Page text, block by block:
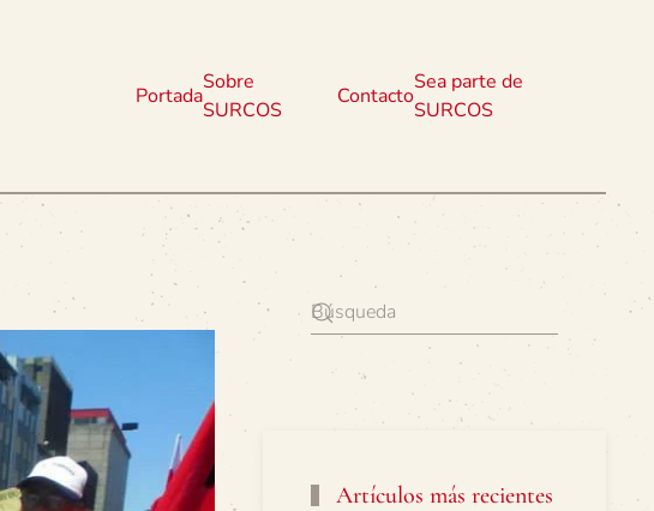
Portada
Sobre
SURCOS
Contacto
Sea parte de
SURCOS
Artículos más recientes